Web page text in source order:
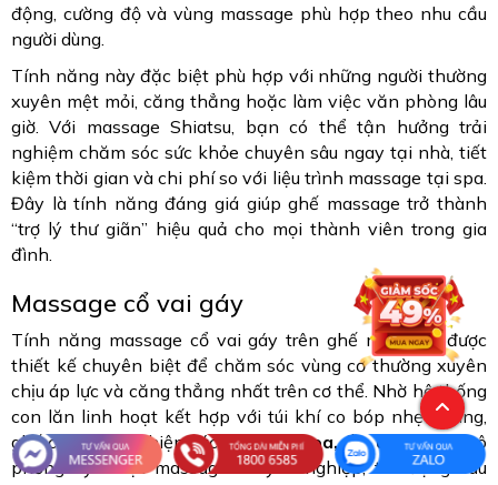
động, cường độ và vùng massage phù hợp theo nhu cầu
người dùng.
Tính năng này đặc biệt phù hợp với những người thường
xuyên mệt mỏi, căng thẳng hoặc làm việc văn phòng lâu
giờ. Với massage Shiatsu, bạn có thể tận hưởng trải
nghiệm chăm sóc sức khỏe chuyên sâu ngay tại nhà, tiết
kiệm thời gian và chi phí so với liệu trình massage tại spa.
Đây là tính năng đáng giá giúp ghế massage trở thành
“trợ lý thư giãn” hiệu quả cho mọi thành viên trong gia
đình.
Massage cổ vai gáy
Tính năng massage cổ vai gáy trên ghế massage được
thiết kế chuyên biệt để chăm sóc vùng cơ thường xuyên
chịu áp lực và căng thẳng nhất trên cơ thể. Nhờ hệ thống
con lăn linh hoạt kết hợp với túi khí co bóp nhẹ nhàng,
ghế có thể thực hiện các thaotác xoa, ấn, day, miếtmô
phỏng kỹ thuật massage chuyên nghiệp, tác động sâu